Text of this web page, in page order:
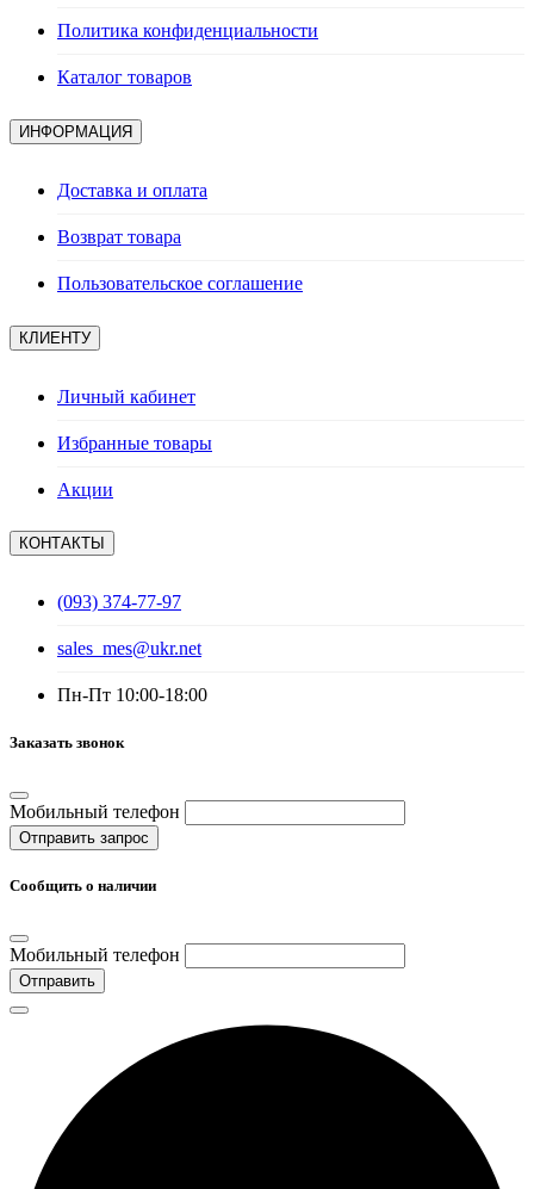
Политика конфиденциальности
Каталог товаров
ИНФОРМАЦИЯ
Доставка и оплата
Возврат товара
Пользовательское соглашение
КЛИЕНТУ
Личный кабинет
Избранные товары
Акции
КОНТАКТЫ
(093) 374-77-97
sales_mes@ukr.net
Пн-Пт 10:00-18:00
Заказать звонок
Мобильный телефон
Отправить запрос
Сообщить о наличии
Мобильный телефон
Отправить